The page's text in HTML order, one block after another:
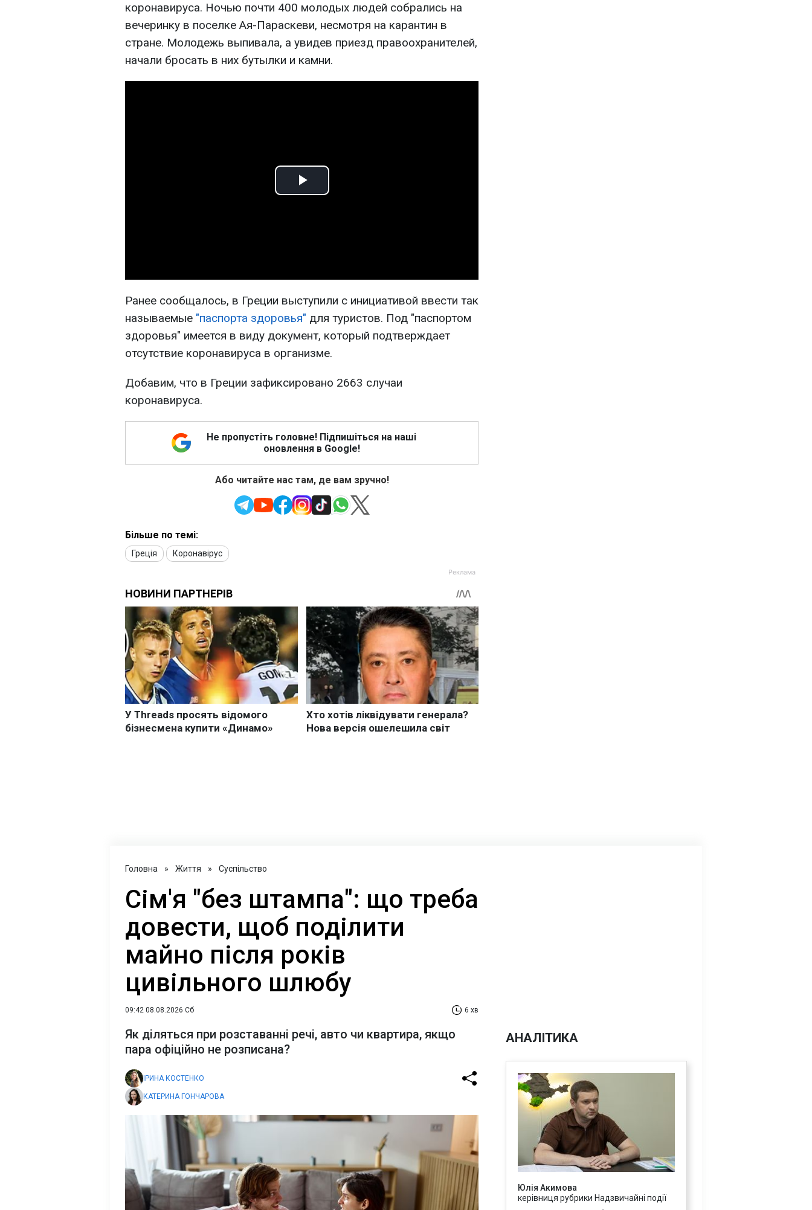
коронавируса. Ночью почти 400 молодых людей собрались на
вечеринку в поселке Ая-Параскеви, несмотря на карантин в
стране. Молодежь выпивала, а увидев приезд правоохранителей,
начали бросать в них бутылки и камни.
Play
Ранее сообщалось, в Греции выступили с инициативой ввести так
называемые "паспорта здоровья" для туристов. Под "паспортом
здоровья" имеется в виду документ, который подтверждает
отсутствие коронавируса в организме.
Добавим, что в Греции зафиксировано 2663 случаи
коронавируса.
Не пропустіть головне! Підпишіться на наші
оновлення в Google!
Або читайте нас там, де вам зручно!
Більше по темі:
Греція Коронавірус
Головна » Життя » Суспільство
Сім'я "без штампа": що треба
довести, щоб поділити
майно після років
цивільного шлюбу
09:42 08.08.2026 Сб 6 хв
Як діляться при розставанні речі, авто чи квартира, якщо
пара офіційно не розписана?
ІРИНА КОСТЕНКО
КАТЕРИНА ГОНЧАРОВА
АНАЛІТИКА
Юлія Акимова
керівниця рубрики Надзвичайні події